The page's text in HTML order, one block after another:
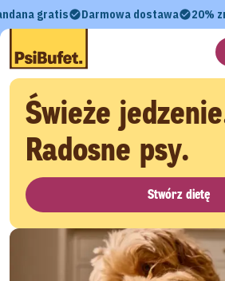
gratis Darmowa dostawa 20%
Świeże
Radosne psy.
Stwórz dietę